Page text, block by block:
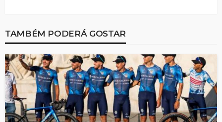
TAMBÉM PODERÁ GOSTAR